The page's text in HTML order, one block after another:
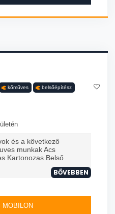
kőműves belsőépítész
és a következő
munkak Acs
Kartonozas Belső
BŐVEBBEN
MOBILON